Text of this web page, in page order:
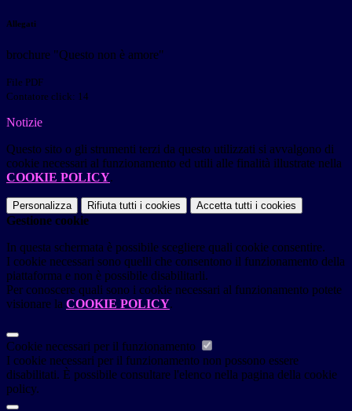
Allegati
brochure "Questo non è amore"
File PDF
Contatore click: 14
Notizie
Questo sito o gli strumenti terzi da questo utilizzati si avvalgono di
cookie necessari al funzionamento ed utili alle finalità illustrate nella
COOKIE POLICY.
Personalizza Rifiuta tutti i cookies Accetta tutti i cookies
Gestione cookie
In questa schermata è possibile scegliere quali cookie consentire.
I cookie necessari sono quelli che consentono il funzionamento della
piattaforma e non è possibile disabilitarli.
Per conoscere quali sono i cookie necessari al funzionamento potete
visionare la COOKIE POLICY.
Cookie necessari per il funzionamento
I cookie necessari per il funzionamento non possono essere
disabilitati. È possibile consultare l'elenco nella pagina della cookie
policy.